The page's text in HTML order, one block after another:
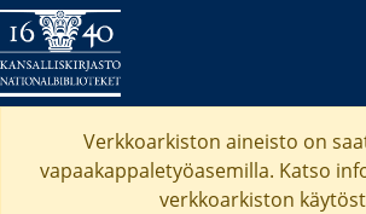
Verkkoarkiston aineisto on
vapaakappaletyöasemilla. Katso
verkkoarkiston